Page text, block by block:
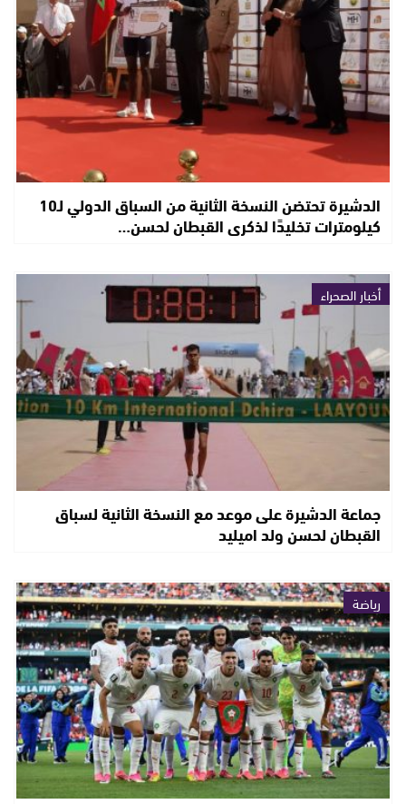
الدشيرة تحتضن النسخة الثانية من السباق الدولي لـ10
كيلومترات تخليدًا لذكرى القبطان لحسن…
أخبار الصحراء
جماعة الدشيرة على موعد مع النسخة الثانية لسباق
القبطان لحسن ولد اميليد
رياضة